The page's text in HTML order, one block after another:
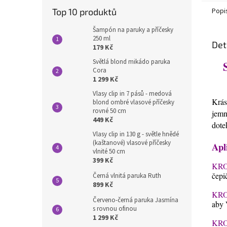
Top 10 produktů
Šampón na paruky a příčesky
250 ml
179 Kč
Světlá blond mikádo paruka
Cora
1 299 Kč
Vlasy clip in 7 pásů - medová
blond ombré vlasové příčesky
rovné 50 cm
449 Kč
Vlasy clip in 130 g - světle hnědé
(kaštanové) vlasové příčesky
vlnité 50 cm
399 Kč
Černá vlnitá paruka Ruth
899 Kč
Červeno-černá paruka Jasmína
s rovnou ofinou
1 299 Kč
aby